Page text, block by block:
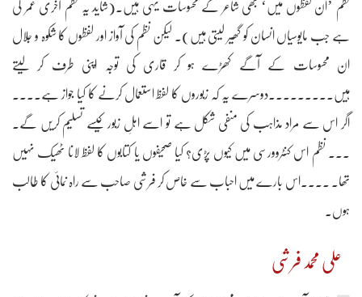
نظم ’ان لفظوں میں‘ بھی شاعر کے محسوسات یہی ہیں۔(شاید یہ نظم آخری عمر کی
ہے جب مایوسیاں انسان کو گھیر لیتی ہیں)۔ لیکن نظم کی آواز اور لفظوں کا شکوہ و جلال
ان محسوسات کے آگے کھڑے ہو کر قاری کی توجہ اپنی طرف کر لیتے
ہیں۔۔۔۔۔۔۔۔۔دوسرے یہ کہ زبوروں کا لفظ استعمال کرنے کا کیا جواز ہے۔۔۔۔
اگر اس سے مراد مذاہب کی منفی شکل ہے تو اسے اہلِ زبور کیسے تسلیم کریں گے۔
۔۔۔ نظم اس کنٹروورسی میں کیوں پڑی؟ کیا صحیفوں یا کتابوں کا لفظ لانا ٹھیک نہیں
تھا۔ ۔۔۔۔اس بارے میں احباب سے خاص کر فرشی صاحب سے راہ نمائی کا طالب
ہوں۔
علی محمد فرشی